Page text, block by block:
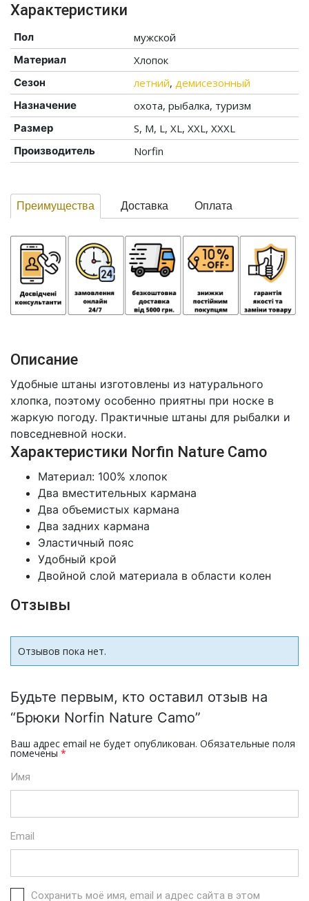
Характеристики
Пол мужской
Материал Хлопок
Сезон летний, демисезонный
Назначение охота, рыбалка, туризм
Размер S, M, L, XL, XXL, XXXL
Производитель Norfin
Преимущества Доставка Оплата
Описание
Удобные штаны изготовлены из натурального
хлопка, поэтому особенно приятны при носке в
жаркую погоду. Практичные штаны для рыбалки и
повседневной носки.
Характеристики Norfin Nature Camo
Материал: 100% хлопок
Два вместительных кармана
Два объемистых кармана
Два задних кармана
Эластичный пояс
Удобный крой
Двойной слой материала в области колен
Отзывы
Отзывов пока нет.
Будьте первым, кто оставил отзыв на
“Брюки Norfin Nature Camo”
Ваш адрес email не будет опубликован. Обязательные поля
помечены *
Имя
Email
Сохранить моё имя, email и адрес сайта в этом